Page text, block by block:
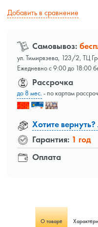
Добавить в сравнение
Самовывоз:
ул. Тимирязева, 123/2, ТЦ
Ежедневно с 9:00 до 18:00
Оплата
Рассрочка
до 8 мес.- по картам
Хотите
Гарантия: 1 год
О товаре